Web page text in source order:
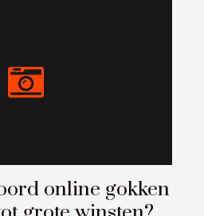
online gokken